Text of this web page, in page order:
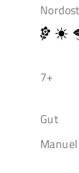
Nordost
7+
Gut